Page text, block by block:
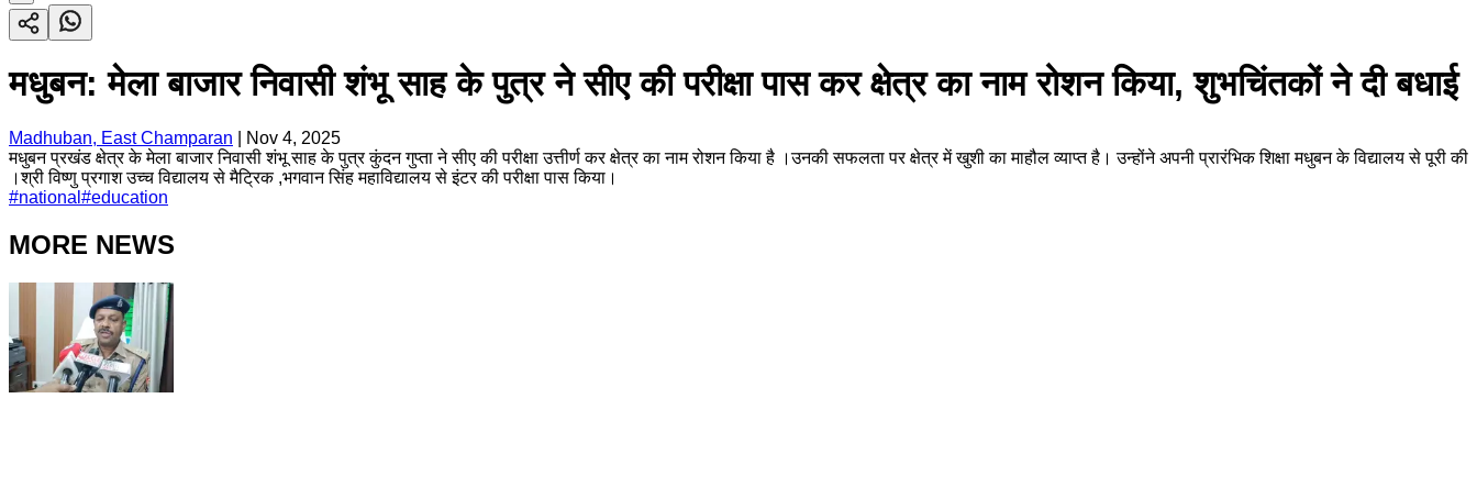
मधुबन: मेला बाजार निवासी शंभू साह के पुत्र ने सीए की परीक्षा पास कर क्षेत्र का नाम रोशन किया, शुभचिंतकों ने दी बधाई
Madhuban, East Champaran
Nov 4, 2025
मधुबन प्रखंड क्षेत्र के मेला बाजार निवासी शंभू साह के पुत्र कुंदन गुप्ता ने सीए की परीक्षा उत्तीर्ण कर क्षेत्र का नाम रोशन किया है ।उनकी सफलता पर क्षेत्र में खुशी का माहौल व्याप्त है। उन्होंने अपनी प्रारंभिक शिक्षा मधुबन के विद्यालय से पूरी की
।श्री विष्णु प्रगाश उच्च विद्यालय से मैट्रिक ,भगवान सिंह महाविद्यालय से इंटर की परीक्षा पास किया।
#national #education
MORE NEWS